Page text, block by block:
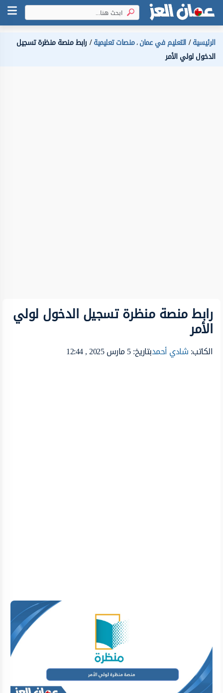
الرئيسية التعليم في عمان،منصات تعليمية رابط منصة منظرة تسجيل
الدخول لولي الأمر
رابط منصة منظرة تسجيل الدخول لولي
الأمر
الكاتب:شادي أحمدبتاريخ: 5 مارس 2025 , 12:44